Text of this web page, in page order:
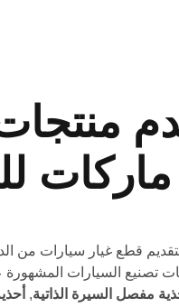
منتجات
قطع غيار سيارات من
تصنيع السيارات المشهورة
مفصل السيرة الذاتية,